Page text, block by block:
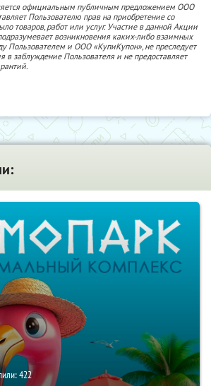
официальным публичным предложением ООО
Пользователю прав на приобретение со
товаров, работ или услуг. Участие в данной Акции
возникновения каких-либо взаимных
Пользователем и ООО «КупиКупон», не преследует
в заблуждение Пользователя и не предоставляет
422